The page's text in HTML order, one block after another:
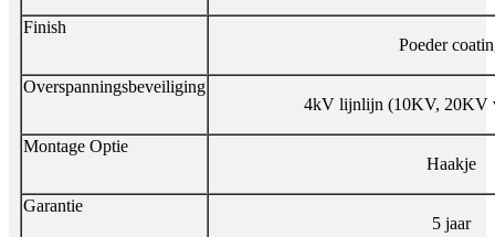
Finish
Poeder
Overspanningsbeveiliging
4kV lijnlijn (10KV, 20KV
Montage Optie
Haakje
Garantie
5 jaar